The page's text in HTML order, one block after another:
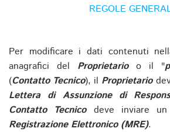
REGOLE
Per modificare i dati contenuti
anagrafici del Proprietarioo il "
(Contatto Tecnico), il Proprietario
Lettera di Assunzione di
Contatto Tecnicodeve inviare un
Registrazione Elettronico (MRE).